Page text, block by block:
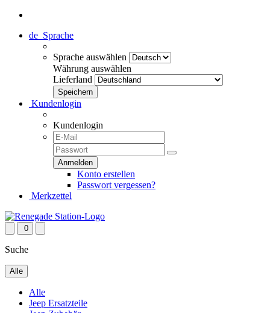
de Sprache
Sprache auswählen
Währung auswählen
Lieferland
Kundenlogin
Kundenlogin
Konto erstellen
Passwort vergessen?
Merkzettel
0
Suche
Alle
Alle
Jeep Ersatzteile